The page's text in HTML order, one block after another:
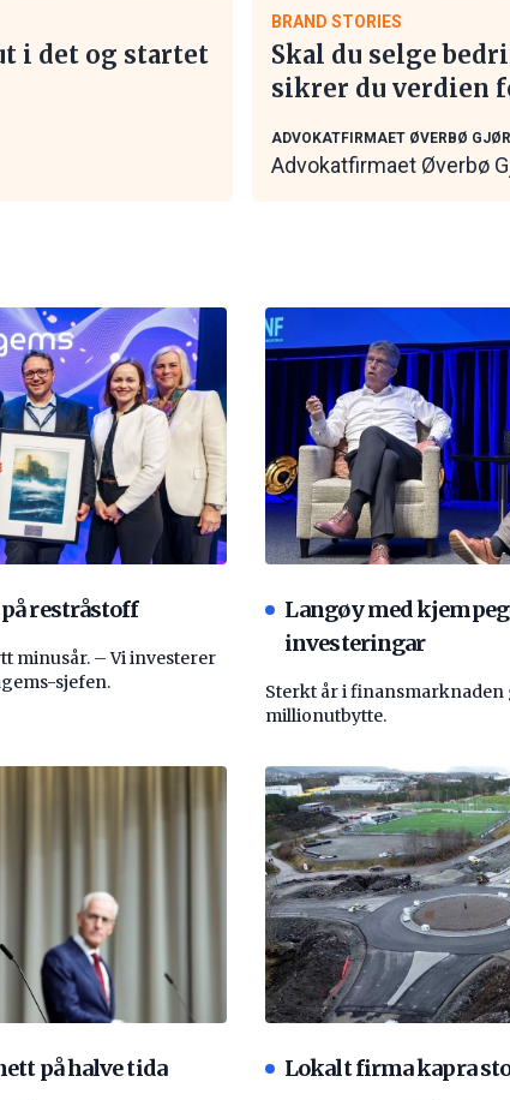
i det og startet
BRAND STORIES
Skal du selge
sikrer du verdien
ADVOKATFIRMAET ØVERBØ
Advokatfirmaet Øverbø
restråstoff
minusår. – Vi investerer
sjefen.
Langøy med
investeringar
Sterkt år i
millionutbytte.
på halve tida Lokalt firma kapra